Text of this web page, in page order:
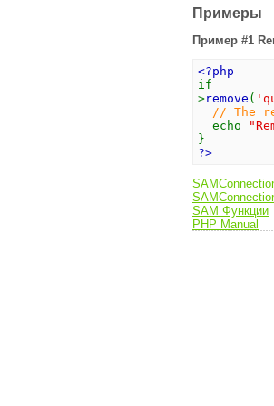
Примеры
Пример #1
<?php
>remove (
// The
echo
}
?>
SAM Функции
PHP Manual